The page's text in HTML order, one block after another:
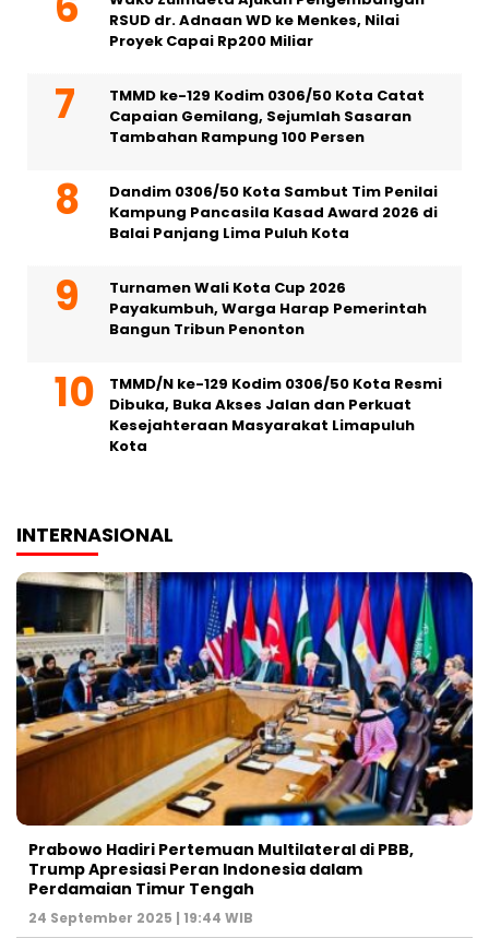
RSUD dr. Adnaan WD ke Menkes, Nilai
Proyek Capai Rp200 Miliar
TMMD ke-129 Kodim 0306/50 Kota Catat
Capaian Gemilang, Sejumlah Sasaran
Tambahan Rampung 100 Persen
Dandim 0306/50 Kota Sambut Tim Penilai
Kampung Pancasila Kasad Award 2026 di
Balai Panjang Lima Puluh Kota
Turnamen Wali Kota Cup 2026
Payakumbuh, Warga Harap Pemerintah
Bangun Tribun Penonton
TMMD/N ke-129 Kodim 0306/50 Kota Resmi
Dibuka, Buka Akses Jalan dan Perkuat
Kesejahteraan Masyarakat Limapuluh
Kota
INTERNASIONAL
Prabowo Hadiri Pertemuan Multilateral di PBB,
Trump Apresiasi Peran Indonesia dalam
Perdamaian Timur Tengah
24 September 2025 | 19:44 WIB